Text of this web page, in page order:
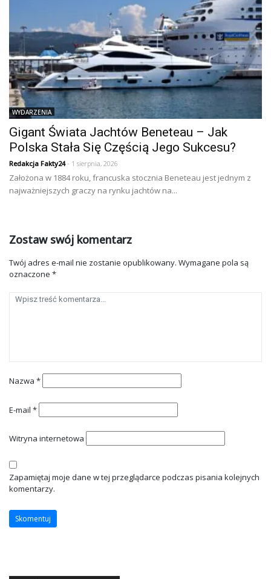
WYDARZENIA
Gigant Świata Jachtów Beneteau – Jak
Polska Stała Się Częścią Jego Sukcesu?
Redakcja Fakty24- 1 sierpnia, 2026
Założona w 1884 roku, francuska stocznia Beneteau jest jednym z
najważniejszych graczy na rynku jachtów na...
Zostaw swój komentarz
Twój adres e-mail nie zostanie opublikowany. Wymagane pola są
oznaczone *
Nazwa *
E-mail *
Witryna internetowa
Zapamiętaj moje dane w tej przeglądarce podczas pisania kolejnych
komentarzy.